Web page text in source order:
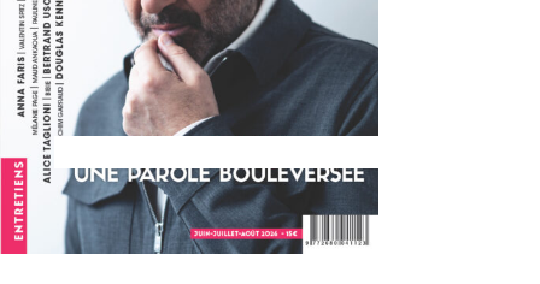
Bataille culturelle : le débat